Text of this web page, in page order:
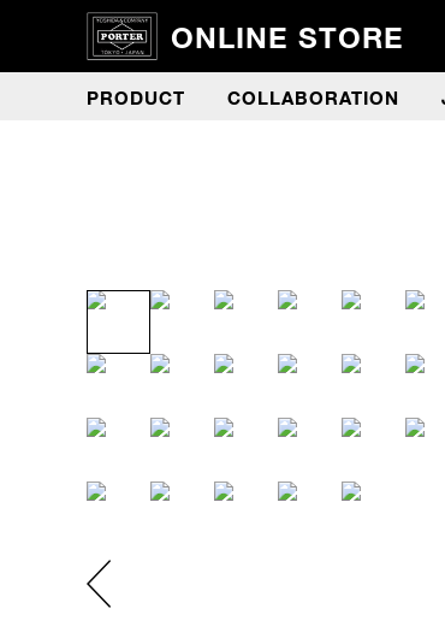
ONLINE STORE
PRODUCT COLLABORATION